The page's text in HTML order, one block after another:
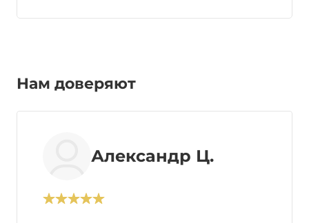
Нам доверяют
Александр Ц.